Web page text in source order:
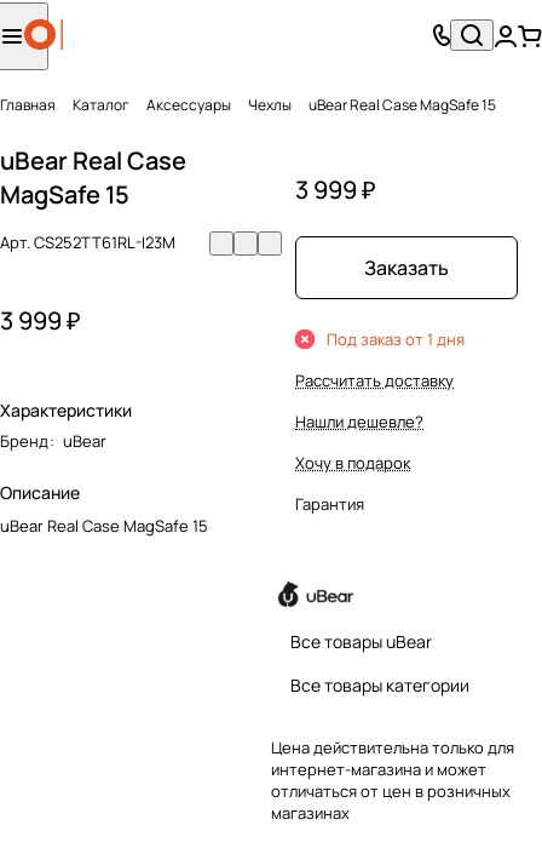
Главная Каталог Аксесcуары Чехлы uBear Real Case MagSafe 15
uBear Real Case
MagSafe 15
Арт.CS252TT61RL-I23M
3 999 ₽
Характеристики
Бренд: uBear
Описание
uBear Real Case MagSafe 15
3 999 ₽
Заказать
Под заказ от 1 дня
Рассчитать доставку
Нашли дешевле?
Хочу в подарок
Гарантия
Все товары uBear
Все товары категории
Цена действительна только для
интернет-магазина и может
отличаться от цен в розничных
магазинах